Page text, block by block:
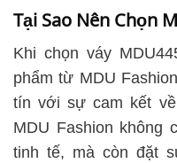
Tại Sao Nên Chọn
Khi chọn váy
phẩm từ MDU
tín với sự cam kết
MDU Fashion không
tinh tế, mà còn đặt